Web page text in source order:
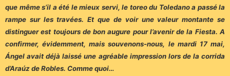
que même s’il a été le mieux servi, le toreo du Toledano a passé la
rampe sur les travées. Et que de voir une valeur montante se
distinguer est toujours de bon augure pour l’avenir de la Fiesta. A
confirmer, évidemment, mais souvenons-nous, le mardi 17 mai,
Ángel avaitdéjàlaissé une agréable impression lors de la corrida
d’Araúz de Robles. Comme quoi…